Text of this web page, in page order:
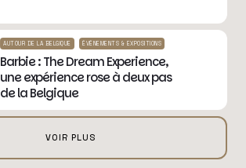
AUTOUR DE LA BELGIQUE ÉVÉNEMENTS & EXPOSITIONS
Barbie : The Dream Experience,
une expérience rose à deux pas
de la Belgique
VOIR PLUS